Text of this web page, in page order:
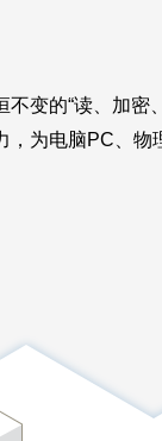
变的“读、加
为电脑PC、